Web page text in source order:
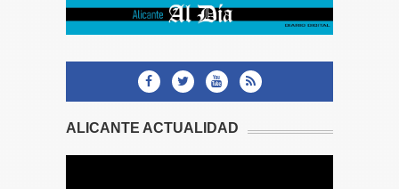
ALICANTE ACTUALIDAD